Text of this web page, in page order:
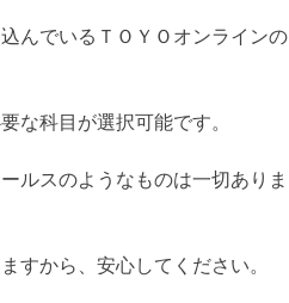
んでいるＴＯＹＯオンラインの
な科目が選択可能です。
ルスのようなものは一切ありま
すから、安心してください。